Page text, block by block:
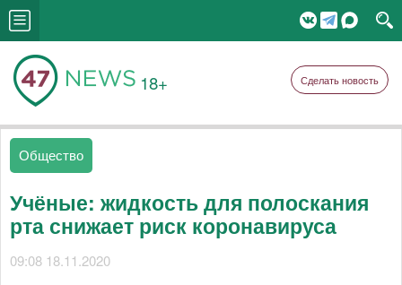
18+ Сделать новость
Общество
Учёные: жидкость для полоскания
рта снижает риск коронавируса
09:08 18.11.2020